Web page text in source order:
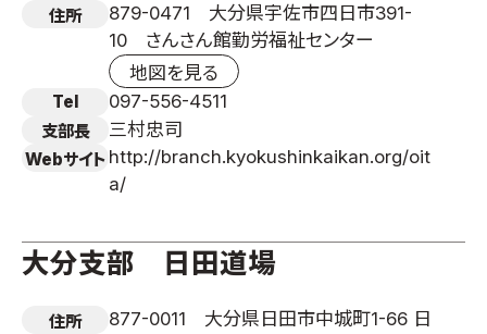
住所
879-0471 大分県宇佐市四日市391-
10 さんさん館勤労福祉センター
地図を見る
Tel 097-556-4511
支部長 三村忠司
Webサイト http://branch.kyokushinkaikan.org/oit
a/
大分支部 日田道場
住所
877-0011 大分県日田市中城町1-66 日